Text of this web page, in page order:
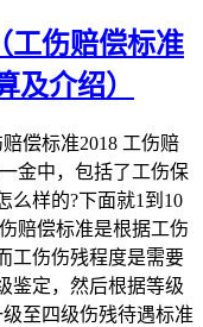
工伤赔偿标准
及介绍）
偿标准2018 工伤赔
金中，包括了工伤保
么样的?下面就1到10
赔偿标准是根据工伤
工伤伤残程度是需要
鉴定，然后根据等级
至四级伤残待遇标准